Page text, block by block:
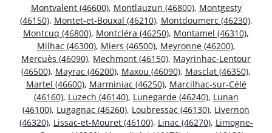
Montvalent (46600), Montlauzun (46800), Montgesty
(46150), Montet-et-Bouxal (46210), Montdoumerc (46230),
Montcuq (46800), Montcléra (46250), Montamel (46310),
Milhac (46300), Miers (46500), Meyronne (46200),
Mercuès (46090), Mechmont (46150), Mayrinhac-Lentour
(46500), Mayrac (46200), Maxou (46090), Masclat (46350),
Martel (46600), Marminiac (46250), Marcilhac-sur-Célé
(46160), Luzech (46140), Lunegarde (46240), Lunan
(46100), Lugagnac (46260), Loubressac (46130), Livernon
(46320), Lissac-et-Mouret (46100), Linac (46270), Limogne-